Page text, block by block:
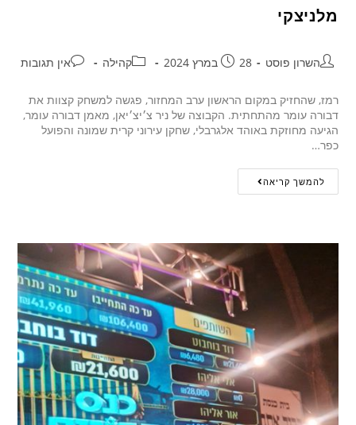
מלניצקי
השרון פוסט 28 במרץ 2024 קהילה אין תגובות
רמז, שהחזיק במקום הראשון ערב המחזור, פגשה למשחק קצוות את
דבורה עומר מהתחתית. הקבוצה של ניר צ׳יצ׳יאן, מאמן דבורה עומר,
הגיעה מחוזקת באוהד אלגרבלי, שחקן עירוני קרית שמונה והפועל
כפר…
להמשך קריאה